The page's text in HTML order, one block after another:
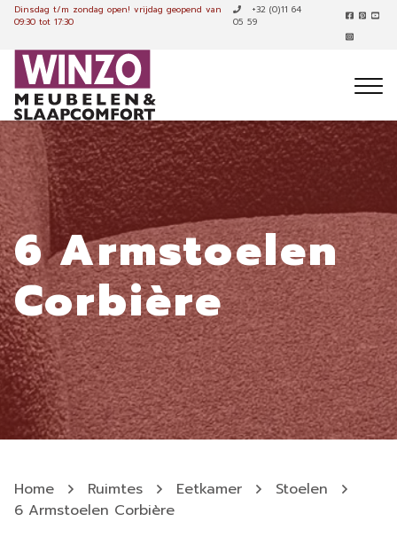
Dinsdag t/m zondag open! vrijdag geopend van
09:30 tot 17:30
+32 (0)11 64
05 59
6 Armstoelen
Corbière
Home Ruimtes Eetkamer
Stoelen
6 Armstoelen Corbière